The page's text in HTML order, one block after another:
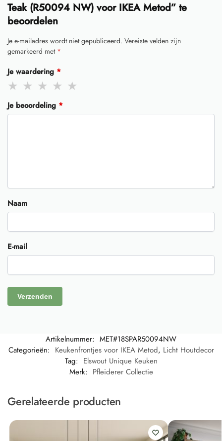
Teak (R50094 NW) voor IKEA Metod” te
beoordelen
Je e-mailadres wordt niet gepubliceerd. Vereiste velden zijn
gemarkeerd met *
Je waardering *
Je beoordeling *
Naam
E-mail
Artikelnummer: MET#18SPAR50094NW
Categorieën: Keukenfrontjes voor IKEA Metod, Licht Houtdecor
Tag: Elswout Unique Keuken
Merk: Pfleiderer Collectie
Gerelateerde producten